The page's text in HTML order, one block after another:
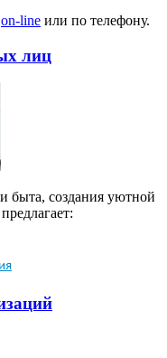
on-line или по телефону.
лиц
быта, создания уютной